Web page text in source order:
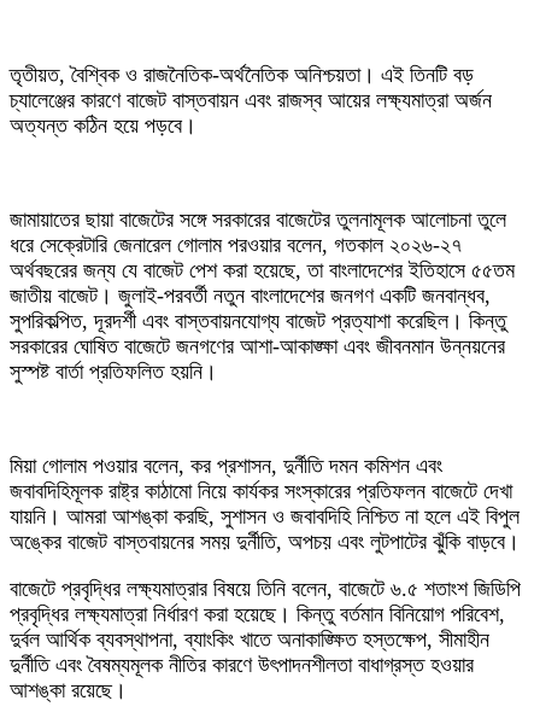
তৃতীয়ত, বৈশ্বিক ও রাজনৈতিক-অর্থনৈতিক অনিশ্চয়তা। এই তিনটি বড়
চ্যালেঞ্জের কারণে বাজেট বাস্তবায়ন এবং রাজস্ব আয়ের লক্ষ্যমাত্রা অর্জন
অত্যন্ত কঠিন হয়ে পড়বে।
জামায়াতের ছায়া বাজেটের সঙ্গে সরকারের বাজেটের তুলনামূলক আলোচনা তুলে
ধরে সেক্রেটারি জেনারেল গোলাম পরওয়ার বলেন, গতকাল ২০২৬-২৭
অর্থবছরের জন্য যে বাজেট পেশ করা হয়েছে, তা বাংলাদেশের ইতিহাসে ৫৫তম
জাতীয় বাজেট। জুলাই-পরবর্তী নতুন বাংলাদেশের জনগণ একটি জনবান্ধব,
সুপরিকল্পিত, দূরদর্শী এবং বাস্তবায়নযোগ্য বাজেট প্রত্যাশা করেছিল। কিন্তু
সরকারের ঘোষিত বাজেটে জনগণের আশা-আকাঙ্ক্ষা এবং জীবনমান উন্নয়নের
সুস্পষ্ট বার্তা প্রতিফলিত হয়নি।
মিয়া গোলাম পওয়ার বলেন, কর প্রশাসন, দুর্নীতি দমন কমিশন এবং
জবাবদিহিমূলক রাষ্ট্র কাঠামো নিয়ে কার্যকর সংস্কারের প্রতিফলন বাজেটে দেখা
যায়নি। আমরা আশঙ্কা করছি, সুশাসন ও জবাবদিহি নিশ্চিত না হলে এই বিপুল
অঙ্কের বাজেট বাস্তবায়নের সময় দুর্নীতি, অপচয় এবং লুটপাটের ঝুঁকি বাড়বে।
বাজেটে প্রবৃদ্ধির লক্ষ্যমাত্রার বিষয়ে তিনি বলেন, বাজেটে ৬.৫ শতাংশ জিডিপি
প্রবৃদ্ধির লক্ষ্যমাত্রা নির্ধারণ করা হয়েছে। কিন্তু বর্তমান বিনিয়োগ পরিবেশ,
দুর্বল আর্থিক ব্যবস্থাপনা, ব্যাংকিং খাতে অনাকাঙ্ক্ষিত হস্তক্ষেপ, সীমাহীন
দুর্নীতি এবং বৈষম্যমূলক নীতির কারণে উৎপাদনশীলতা বাধাগ্রস্ত হওয়ার
আশঙ্কা রয়েছে।